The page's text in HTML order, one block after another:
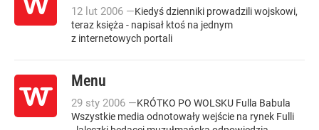
12 lut 2006 —Kiedyś dzienniki prowadzili wojskowi,
teraz księża - napisał ktoś na jednym
z internetowych portali
Menu
29 sty 2006 —KRÓTKO PO WOLSKU Fulla Babula
Wszystkie media odnotowały wejście na rynek Fulli